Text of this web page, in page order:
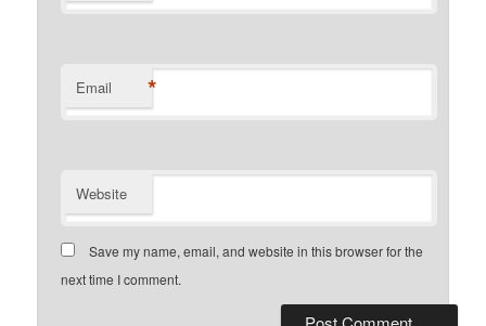
Email *
Website
Save my name, email, and website in this browser for the
next time I comment.